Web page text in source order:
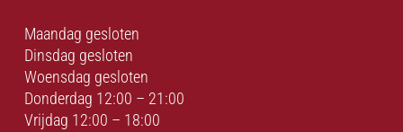
Maandag gesloten
Dinsdag gesloten
Woensdag gesloten
Donderdag 12:00 – 21:00
Vrijdag 12:00 – 18:00